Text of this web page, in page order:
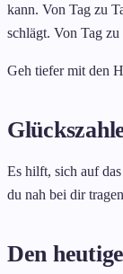
kann. Von Tag zu
schlägt. Von Tag
Geh tiefer mit den
Es hilft, sich auf
du nah bei dir
Den